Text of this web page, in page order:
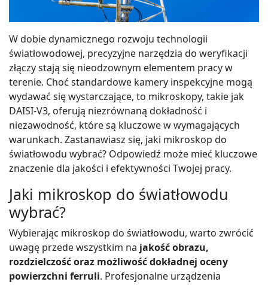
W dobie dynamicznego rozwoju technologii
światłowodowej, precyzyjne narzędzia do weryfikacji
złączy stają się nieodzownym elementem pracy w
terenie. Choć standardowe kamery inspekcyjne mogą
wydawać się wystarczające, to mikroskopy, takie jak
DAISI-V3, oferują niezrównaną dokładność i
niezawodność, które są kluczowe w wymagających
warunkach. Zastanawiasz się, jaki mikroskop do
światłowodu wybrać? Odpowiedź może mieć kluczowe
znaczenie dla jakości i efektywności Twojej pracy.
Jaki mikroskop do światłowodu
wybrać?
Wybierając mikroskop do światłowodu, warto zwrócić
uwagę przede wszystkim na jakość obrazu,
rozdzielczość oraz możliwość dokładnej oceny
powierzchni ferruli. Profesjonalne urządzenia